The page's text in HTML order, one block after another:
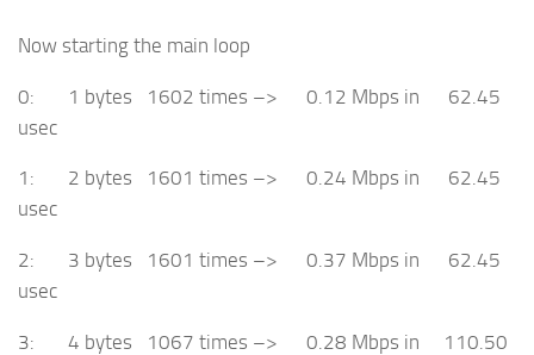
Now starting the main loop
0: 1 bytes 1602 times –> 0.12 Mbps in 62.45
usec
1: 2 bytes 1601 times –> 0.24 Mbps in 62.45
usec
2: 3 bytes 1601 times –> 0.37 Mbps in 62.45
usec
3: 4 bytes 1067 times –> 0.28 Mbps in 110.50